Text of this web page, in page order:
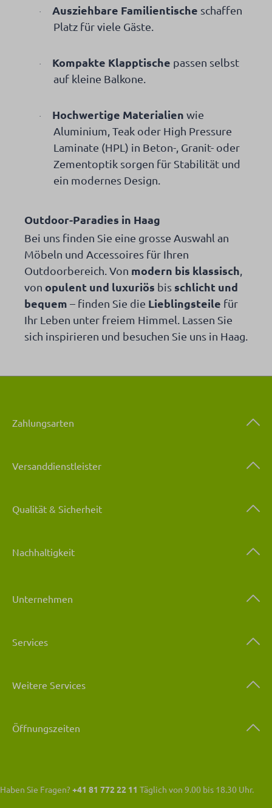
· Ausziehbare Familientische schaffen
Platz für viele Gäste.
· Kompakte Klapptische passen selbst
auf kleine Balkone.
· Hochwertige Materialien wie
Aluminium, Teak oder High Pressure
Laminate (HPL) in Beton-, Granit- oder
Zementoptik sorgen für Stabilität und
ein modernes Design.
Outdoor-Paradies in Haag
Bei uns finden Sie eine grosse Auswahl an
Möbeln und Accessoires für Ihren
Outdoorbereich. Von modern bis klassisch
von opulent und luxuriös bis schlicht und
bequem – finden Sie die Lieblingsteile für
Ihr Leben unter freiem Himmel. Lassen Sie
sich inspirieren und besuchen Sie uns in Haag.
Zahlungsarten
Versanddienstleister
Qualität & Sicherheit
Nachhaltigkeit
Unternehmen
Services
Weitere Services
Öffnungszeiten
Haben Sie Fragen?+41 81 772 22 11 Täglich von 9.00 bis 18.30 Uhr.